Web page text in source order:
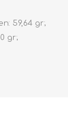
59,64 gr;
gr;